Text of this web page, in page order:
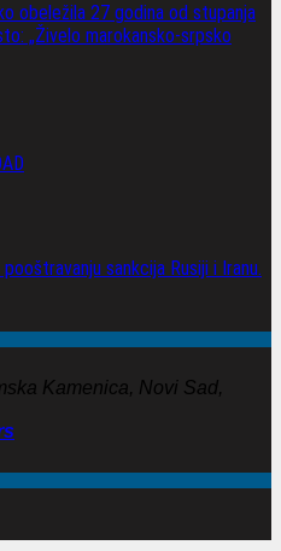
obeležila 27 godina od stupanja
„Živelo marokansko-srpsko
sankcija Rusiji i Iranu.
Kamenica, Novi Sad,